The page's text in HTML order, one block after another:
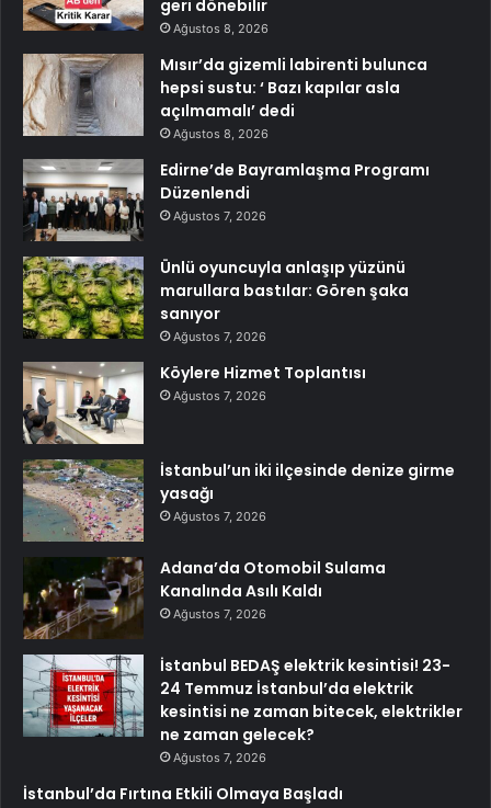
geri dönebilir
Ağustos 8, 2026
Mısır’da gizemli labirenti bulunca
hepsi sustu: ‘ Bazı kapılar asla
açılmamalı’ dedi
Ağustos 8, 2026
Edirne’de Bayramlaşma Programı
Düzenlendi
Ağustos 7, 2026
Ünlü oyuncuyla anlaşıp yüzünü
marullara bastılar: Gören şaka
sanıyor
Ağustos 7, 2026
Köylere Hizmet Toplantısı
Ağustos 7, 2026
İstanbul’un iki ilçesinde denize girme
yasağı
Ağustos 7, 2026
Adana’da Otomobil Sulama
Kanalında Asılı Kaldı
Ağustos 7, 2026
İstanbul BEDAŞ elektrik kesintisi! 23-
24 Temmuz İstanbul’da elektrik
kesintisi ne zaman bitecek, elektrikler
ne zaman gelecek?
Ağustos 7, 2026
İstanbul’da Fırtına Etkili Olmaya Başladı